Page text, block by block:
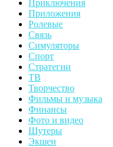
Приключения
Приложения
Ролевые
Связь
Симуляторы
Спорт
Стратегии
ТВ
Творчество
Фильмы и музыка
Финансы
Фото и видео
Шутеры
Экшен